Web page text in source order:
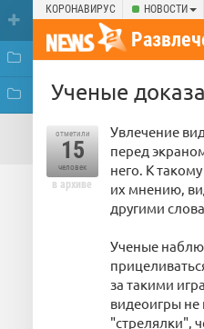
КОРОНАВИРУС НОВОСТИ
Ученые
отметили
15
человек
в архиве
Увлечение
перед
него. К
их мнению,
другими
Ученые
за такими
видеоигры не
"стрелялки",